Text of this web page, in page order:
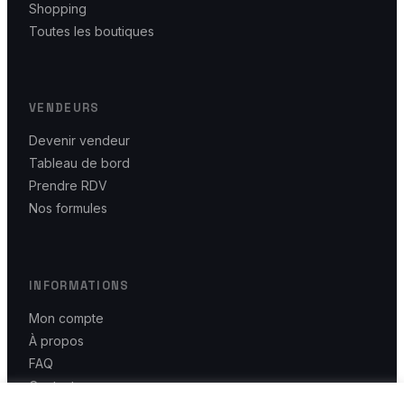
Shopping
Toutes les boutiques
VENDEURS
Devenir vendeur
Tableau de bord
Prendre RDV
Nos formules
INFORMATIONS
Mon compte
À propos
FAQ
Contact